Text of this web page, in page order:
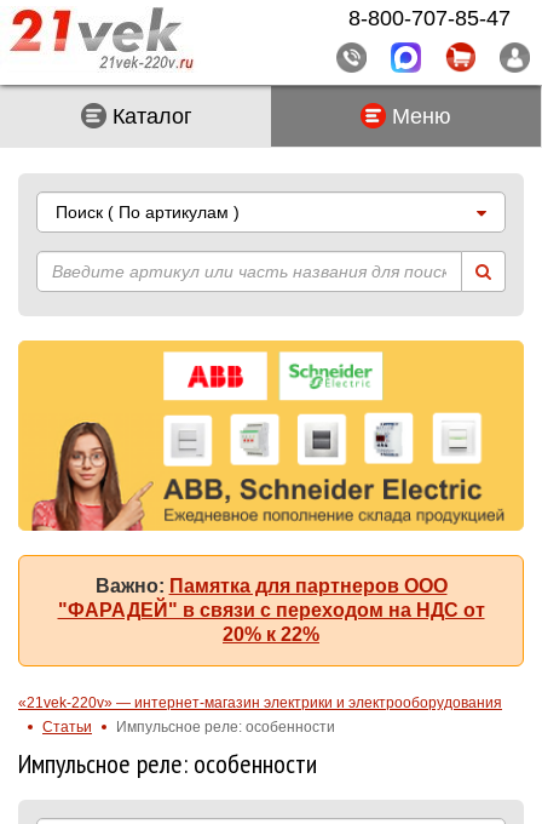
Каталог Меню
Поиск ( По артикулам )
Важно: Памятка для партнеров ООО
"ФАРАДЕЙ" в связи с переходом на НДС от
20% к 22%
«21vek-220v» — интернет-магазин электрики и электрооборудования
Статьи
Импульсное реле: особенности
Импульсное реле: особенности
8-800-707-85-47